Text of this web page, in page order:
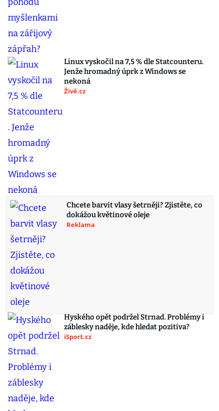
Linux vyskočil na 7,5 % dle Statcounteru.
Jenže hromadný úprk z Windows se
nekoná
Živě.cz
Chcete barvit vlasy šetrněji? Zjistěte, co
dokážou květinové oleje
Reklama
Hyského opět podržel Strnad. Problémy i
záblesky naděje, kde hledat pozitiva?
iSport.cz